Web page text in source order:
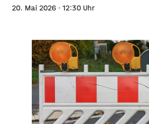
20. Mai 2026 · 12:30 Uhr